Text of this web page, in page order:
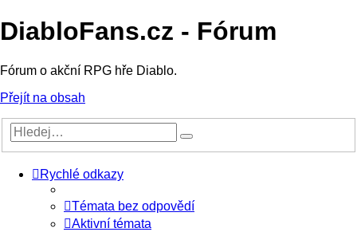
DiabloFans.cz - Fórum
Fórum o akční RPG hře Diablo.
Přejít na obsah
Rychlé odkazy
Témata bez odpovědí
Aktivní témata